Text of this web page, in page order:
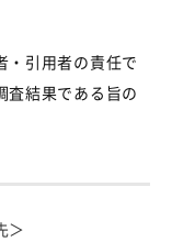
・引用者の責任で
査結果である旨の
＞